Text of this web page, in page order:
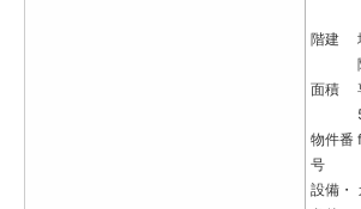
階建
面積
物件番
号
設備・